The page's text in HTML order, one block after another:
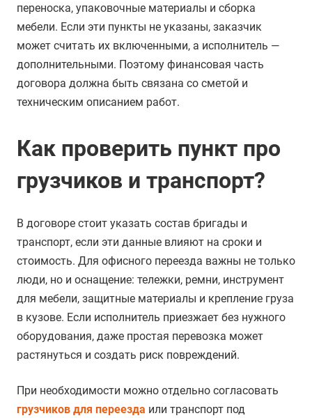
переноска, упаковочные материалы и сборка
мебели. Если эти пункты не указаны, заказчик
может считать их включенными, а исполнитель —
дополнительными. Поэтому финансовая часть
договора должна быть связана со сметой и
техническим описанием работ.
Как проверить пункт про
грузчиков и транспорт?
В договоре стоит указать состав бригады и
транспорт, если эти данные влияют на сроки и
стоимость. Для офисного переезда важны не только
люди, но и оснащение: тележки, ремни, инструмент
для мебели, защитные материалы и крепление груза
в кузове. Если исполнитель приезжает без нужного
оборудования, даже простая перевозка может
растянуться и создать риск повреждений.
При необходимости можно отдельно согласовать
грузчиков для переезда или транспорт под